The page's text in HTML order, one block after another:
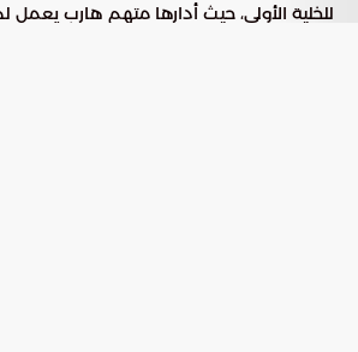
للخلية الأولى، حيث أدارها متهم هارب يعمل